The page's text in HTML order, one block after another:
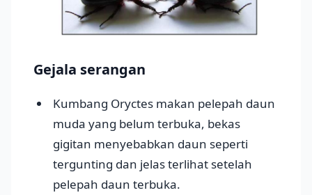
Gejala serangan
Kumbang Oryctes makan pelepah daun
muda yang belum terbuka, bekas
gigitan menyebabkan daun seperti
tergunting dan jelas terlihat setelah
pelepah daun terbuka.